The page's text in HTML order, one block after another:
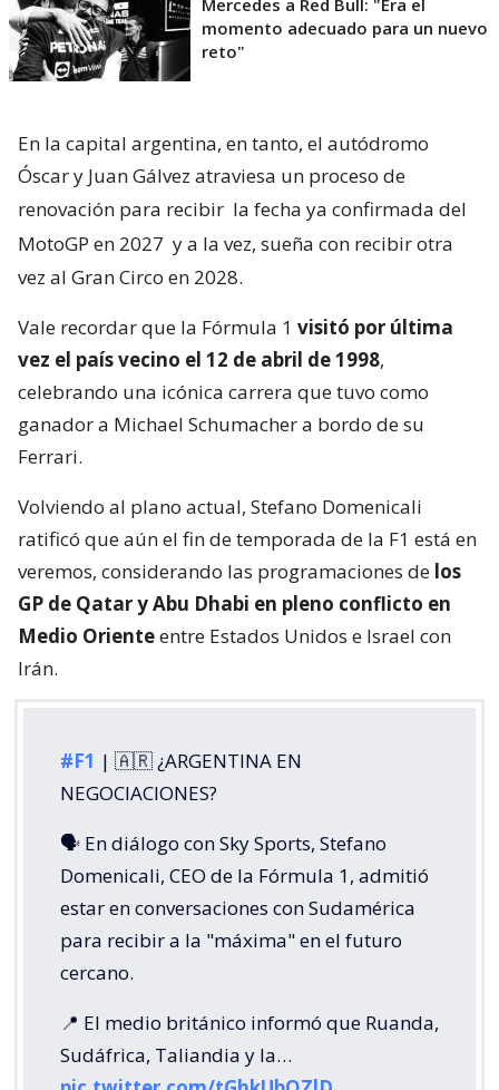
Mercedes a Red Bull: "Era el
momento adecuado para un nuevo
reto"
En la capital argentina, en tanto, el autódromo
Óscar y Juan Gálvez atraviesa un proceso de
renovación para recibir la fecha ya confirmada del
MotoGP en 2027 y a la vez, sueña con recibir otra
vez al Gran Circo en 2028.
Vale recordar que la Fórmula 1 visitó por última
vez el país vecino el 12 de abril de 1998,
celebrando una icónica carrera que tuvo como
ganador a Michael Schumacher a bordo de su
Ferrari.
Volviendo al plano actual, Stefano Domenicali
ratificó que aún el fin de temporada de la F1 está en
veremos, considerando las programaciones de los
GP de Qatar y Abu Dhabi en pleno conflicto en
Medio Orienteentre Estados Unidos e Israel con
Irán.
#F1 | 🇦🇷 ¿ARGENTINA EN
NEGOCIACIONES?
🗣️ En diálogo con Sky Sports, Stefano
Domenicali, CEO de la Fórmula 1, admitió
estar en conversaciones con Sudamérica
para recibir a la "máxima" en el futuro
cercano.
📍 El medio británico informó que Ruanda,
Sudáfrica, Taliandia y la…